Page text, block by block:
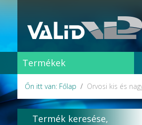
Termékek
Őn itt van: Főlap Orvosi kis és
Termék keresése,